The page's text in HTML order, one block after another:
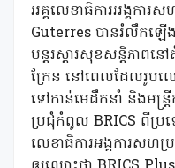
អគ្គលេខាធិការអង្គកា
Guterres បានរំលឹកឡើ
បន្តរស្តារសុខសន្តិភាព
ក្រែន នៅពេលដែលរូបលោ
ទៅកាន់មេដឹកនាំ និងមន្ត្
ប្រជុំកំពូល BRICS ពីប្រ
លេខាធិការអង្គការសហ